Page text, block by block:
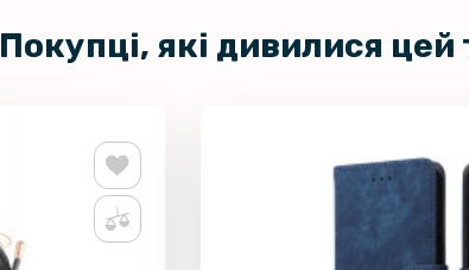
Покупці, які дивилися